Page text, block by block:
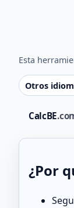
CalcBE
Esta
Otros
¿Por